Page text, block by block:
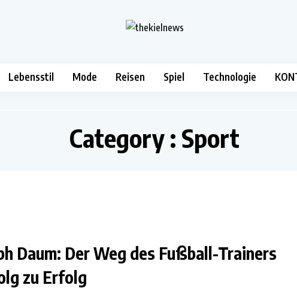
Lebensstil Mode Reisen Spiel Technologie
Category : Sport
Daum: Der Weg des Fußball-Trainers
zu Erfolg